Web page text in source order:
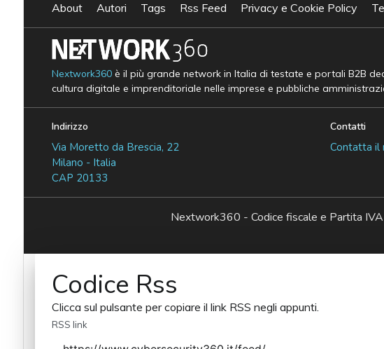
About Autori Tags Rss Feed Privacy e Cookie Policy
Nextwork360è il più grande network in Italia di testate e portali B2B
cultura digitale e imprenditoriale nelle imprese e pubbliche
Indirizzo
Via Moretto da Brescia, 22
Milano - Italia
CAP 20133
Contatti
Contatta il
Nextwork360 - Codice fiscale e Partita
Codice Rss
Clicca sul pulsante per copiare il link RSS negli appunti.
RSS link